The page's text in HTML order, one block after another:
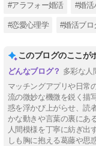
#アラフォー婚活 #婚活
#恋愛心理学 #婚活ブロ
このブログのここが
多彩な人
マッチングアプリや日常
流の微妙な機微を鋭く描
惑を浮かび上がらせ、読
かな動きや言葉の裏にあ
人間模様を丁寧に紡ぎ出
しも胸に抱える葛藤や思